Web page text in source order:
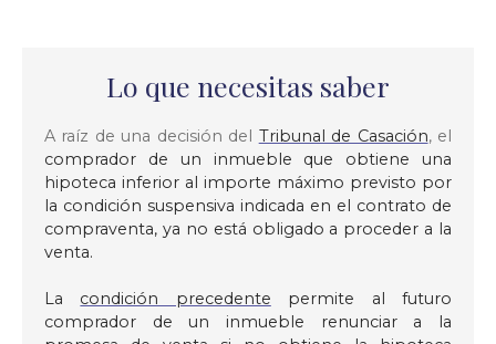
Lo que necesitas saber
A raíz de una decisión del Tribunal de Casación, el
comprador de un inmueble que obtiene una
hipoteca inferior al importe máximo previsto por
la condición suspensiva indicada en el contrato de
compraventa, ya no está obligado a proceder a la
venta.
La condición precedente permite al futuro
comprador de un inmueble renunciar a la